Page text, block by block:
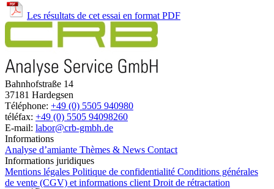
Les résultats de cet essai en format PDF
Bahnhofstraße 14
37181 Hardegsen
Téléphone: +49 (0) 5505 940980
téléfax: +49 (0) 5505 94098260
E-mail: labor@crb-gmbh.de
Informations
Analyse d’amiante Thèmes & News Contact
Informations juridiques
Mentions légales Politique de confidentialité Conditions générales
de vente (CGV) et informations client Droit de rétractation